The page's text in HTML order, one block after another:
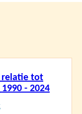
relatie tot
- 2024